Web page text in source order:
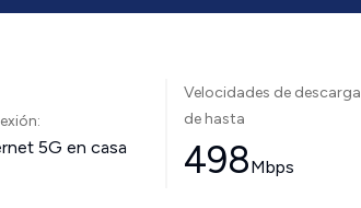
5G en casa
Velocidades de descarga
de hasta
498Mbps